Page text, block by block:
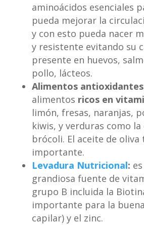
aminoácidos esenciales
pueda mejorar la
y con esto pueda nacer
y resistente evitando su
presente en huevos,
pollo, lácteos.
Alimentos
alimentos ricos en
limón, fresas, naranjas,
kiwis, y verduras como la
brócoli. El aceite de oliva
importante.
Levadura Nutricional:
grandiosa fuente de
grupo B incluida la
importante para la
capilar) y el zinc.